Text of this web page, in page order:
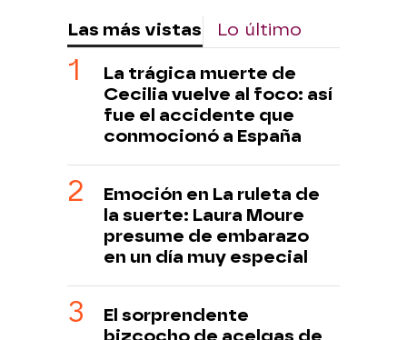
Las más vistas Lo último
La trágica muerte de
Cecilia vuelve al foco: así
fue el accidente que
conmocionó a España
Emoción en La ruleta de
la suerte: Laura Moure
presume de embarazo
en un día muy especial
El sorprendente
bizcocho de acelgas de